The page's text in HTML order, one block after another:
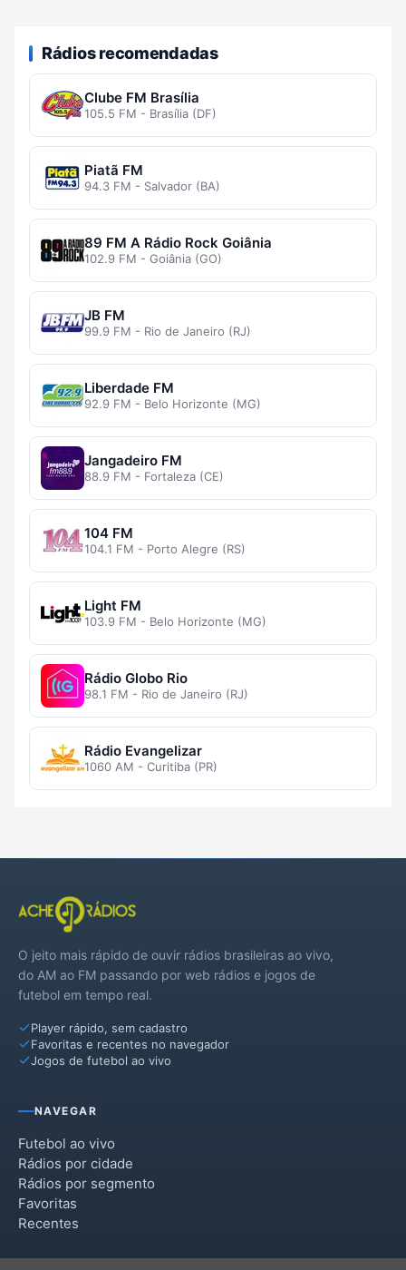
Rádios recomendadas
Clube FM Brasília
105.5 FM - Brasília (DF)
Piatã FM
94.3 FM - Salvador (BA)
89 FM A Rádio Rock Goiânia
102.9 FM - Goiânia (GO)
JB FM
99.9 FM - Rio de Janeiro (RJ)
Liberdade FM
92.9 FM - Belo Horizonte (MG)
Jangadeiro FM
88.9 FM - Fortaleza (CE)
104 FM
104.1 FM - Porto Alegre (RS)
Light FM
103.9 FM - Belo Horizonte (MG)
Rádio Globo Rio
98.1 FM - Rio de Janeiro (RJ)
Rádio Evangelizar
1060 AM - Curitiba (PR)
O jeito mais rápido de ouvir rádios brasileiras ao vivo,
do AM ao FM passando por web rádios e jogos de
futebol em tempo real.
Player rápido, sem cadastro
Favoritas e recentes no navegador
Jogos de futebol ao vivo
NAVEGAR
Futebol ao vivo
Rádios por cidade
Rádios por segmento
Favoritas
Recentes